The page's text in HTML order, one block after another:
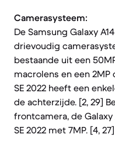
Camerasysteem:
De Samsung Galaxy
drievoudig
bestaande uit een
macrolens en een 2MP
SE 2022 heeft een
de achterzijde. [2, 29]
frontcamera, de Galaxy
SE 2022 met 7MP. [4, 27]